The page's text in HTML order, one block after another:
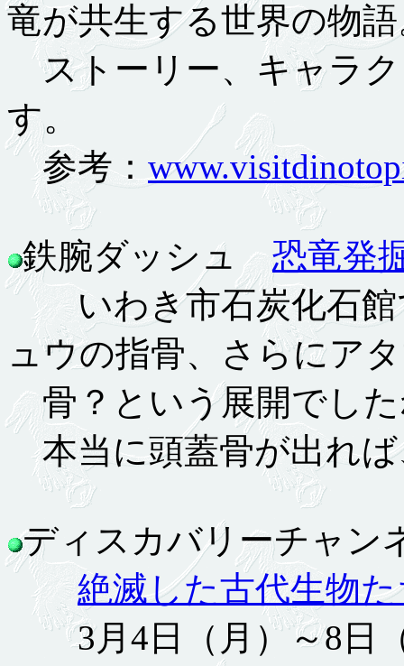
竜が共生する世界の物
ストーリー、キャラ
す。
参考：
鉄腕ダッシュ 恐竜発
いわき市石炭化石館
ュウの指骨、さらにア
骨？という展開でした
本当に頭蓋骨が出れ
ディスカバリーチャン
絶滅した古代生物
3月4日（月）～8日（